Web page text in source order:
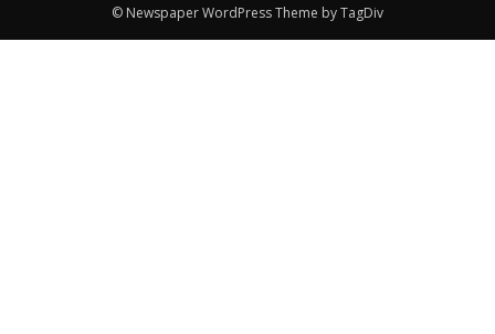
© Newspaper WordPress Theme by TagDiv